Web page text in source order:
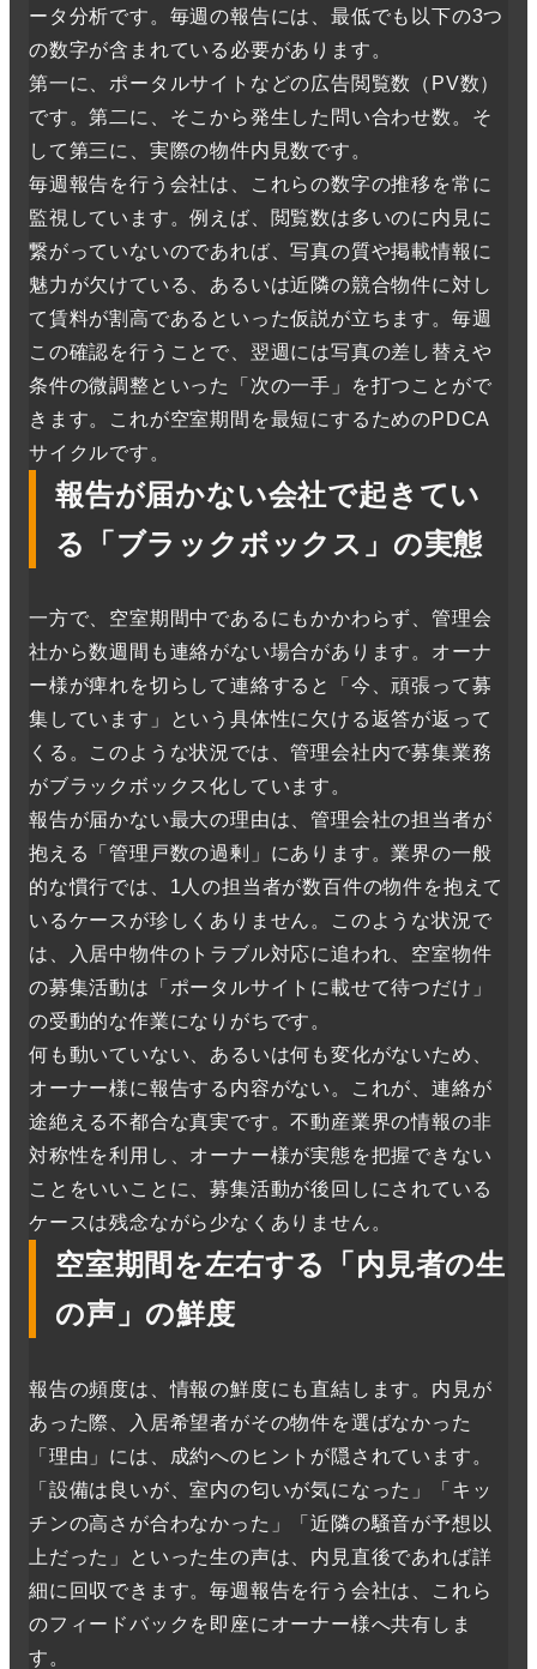
ータ分析です。毎週の報告には、最低でも以下の3つ
の数字が含まれている必要があります。
第一に、ポータルサイトなどの広告閲覧数（PV数）
です。第二に、そこから発生した問い合わせ数。そ
して第三に、実際の物件内見数です。
毎週報告を行う会社は、これらの数字の推移を常に
監視しています。例えば、閲覧数は多いのに内見に
繋がっていないのであれば、写真の質や掲載情報に
魅力が欠けている、あるいは近隣の競合物件に対し
て賃料が割高であるといった仮説が立ちます。毎週
この確認を行うことで、翌週には写真の差し替えや
条件の微調整といった「次の一手」を打つことがで
きます。これが空室期間を最短にするためのPDCA
サイクルです。
報告が届かない会社で起きてい
る「ブラックボックス」の実態
一方で、空室期間中であるにもかかわらず、管理会
社から数週間も連絡がない場合があります。オーナ
ー様が痺れを切らして連絡すると「今、頑張って募
集しています」という具体性に欠ける返答が返って
くる。このような状況では、管理会社内で募集業務
がブラックボックス化しています。
報告が届かない最大の理由は、管理会社の担当者が
抱える「管理戸数の過剰」にあります。業界の一般
的な慣行では、1人の担当者が数百件の物件を抱えて
いるケースが珍しくありません。このような状況で
は、入居中物件のトラブル対応に追われ、空室物件
の募集活動は「ポータルサイトに載せて待つだけ」
の受動的な作業になりがちです。
何も動いていない、あるいは何も変化がないため、
オーナー様に報告する内容がない。これが、連絡が
途絶える不都合な真実です。不動産業界の情報の非
対称性を利用し、オーナー様が実態を把握できない
ことをいいことに、募集活動が後回しにされている
ケースは残念ながら少なくありません。
空室期間を左右する「内見者の生
の声」の鮮度
報告の頻度は、情報の鮮度にも直結します。内見が
あった際、入居希望者がその物件を選ばなかった
「理由」には、成約へのヒントが隠されています。
「設備は良いが、室内の匂いが気になった」「キッ
チンの高さが合わなかった」「近隣の騒音が予想以
上だった」といった生の声は、内見直後であれば詳
細に回収できます。毎週報告を行う会社は、これら
のフィードバックを即座にオーナー様へ共有しま
す。